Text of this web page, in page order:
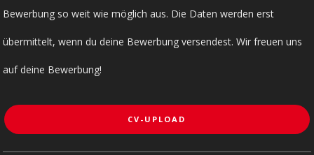
Bewerbung so weit wie möglich aus. Die Daten werden erst
übermittelt, wenn du deine Bewerbung versendest. Wir freuen uns
auf deine Bewerbung!
CV-UPLOAD